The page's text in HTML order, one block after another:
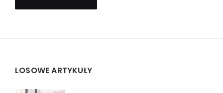
Widgets
LOSOWE ARTYKUŁY